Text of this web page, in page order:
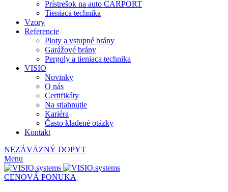
Prístrešok na auto CARPORT
Tieniaca technika
Vzory
Referencie
Ploty a vstupné brány
Garážové brány
Pergoly a tieniaca technika
VISIO
Novinky
O nás
Certifikáty
Na stiahnutie
Kariéra
Často kladené otázky
Kontakt
NEZÁVÄZNÝ DOPYT
Menu
CENOVÁ PONUKA